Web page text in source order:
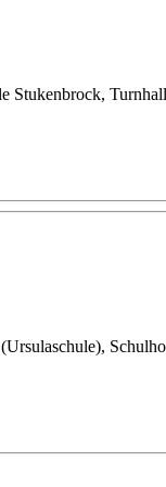
Stukenbrock,